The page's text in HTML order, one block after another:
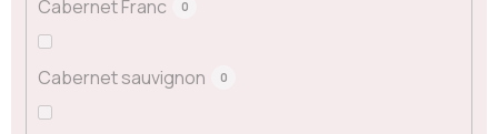
Cabernet Franc 0
Cabernet sauvignon 0